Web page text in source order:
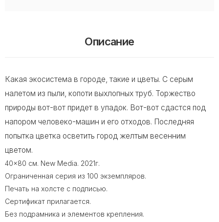
Описание
Какая экосистема в городе, такие и цветы. С серым
налетом из пыли, копоти выхлопных труб. Торжество
природы вот-вот придет в упадок. Вот-вот сдастся под
напором человеко-машин и его отходов. Последняя
попытка цветка осветить город желтым весенним
цветом.
40x80 cм. New Media. 2021г.
Ограниченная серия из 100 экземпляров.
Печать на холсте с подписью.
Сертификат прилагается.
Без подрамника и элементов крепления.